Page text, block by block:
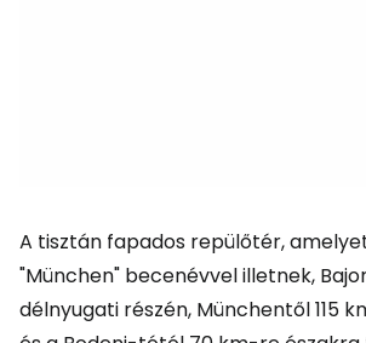
A tisztán fapados repülőtér,
"München" becenévvel illetnek,
délnyugati részén, Münchentől 115